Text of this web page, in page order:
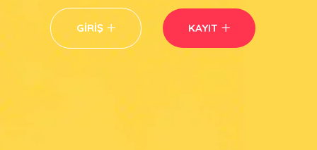
GIRIŞ KAYIT